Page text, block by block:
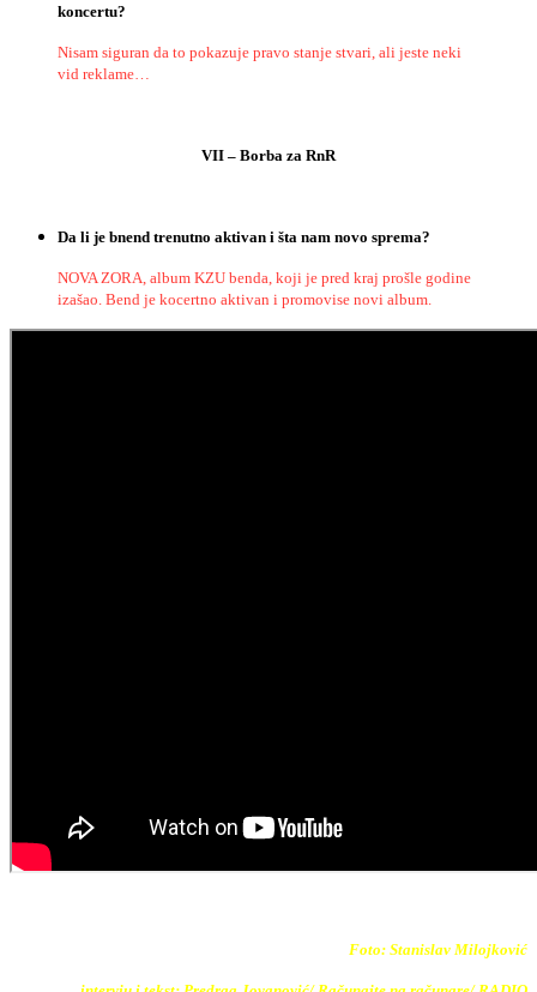
koncertu?
Nisam siguran da to pokazuje pravo stanje stvari, ali jeste neki
vid reklame…
VII – Borba za RnR
Da li je bnend trenutno aktivan i šta nam novo sprema?
NOVA ZORA, album KZU benda, koji je pred kraj prošle godine
izašao. Bend je kocertno aktivan i promovise novi album.
Foto: Stanislav Milojković